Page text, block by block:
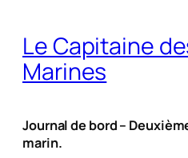
Le Capitaine
Marines
Journal de bord –
marin.